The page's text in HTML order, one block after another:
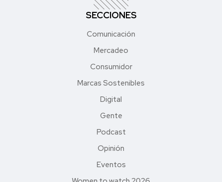
SECCIONES
Comunicación
Mercadeo
Consumidor
Marcas Sostenibles
Digital
Gente
Podcast
Opinión
Eventos